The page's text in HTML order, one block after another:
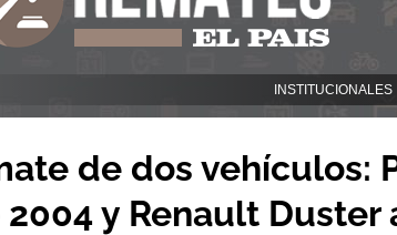
INSTITUCIONALES
de dos vehículos:
2004 y Renault Duster